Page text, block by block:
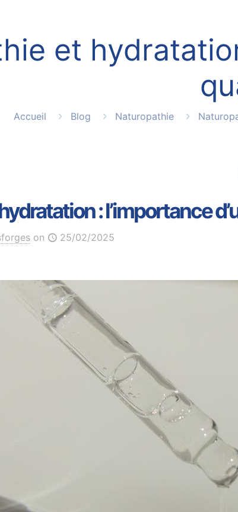
et
Accueil Blog Naturopathie
: l’importance
on 25/02/2025